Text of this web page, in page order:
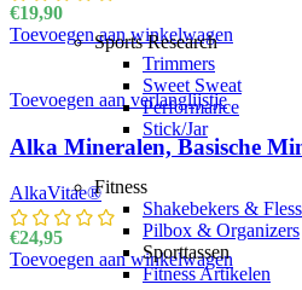
Sports Research
Trimmers
Sweet Sweat
Performance
Stick/Jar
Fitness
Shakebekers &
Pilbox & Organizers
Sporttassen
Fitness Artikelen
€19,90
Toevoegen aan winkelwagen
Toevoegen aan verlanglijstje
Alka Mineralen, Basische
AlkaVitae®
€24,95
Toevoegen aan winkelwagen